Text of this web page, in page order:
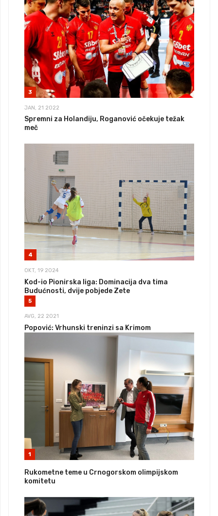
3
JAN, 21 2022
Spremni za Holandiju, Roganović očekuje težak
meč
4
OKT, 19 2024
Kod-io Pionirska liga: Dominacija dva tima
Budućnosti, dvije pobjede Zete
5
AVG, 22 2021
Popović: Vrhunski treninzi sa Krimom
1
Rukometne teme u Crnogorskom olimpijskom
komitetu